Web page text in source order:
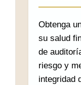
Obtenga
su salud
de
riesgo y
integridad